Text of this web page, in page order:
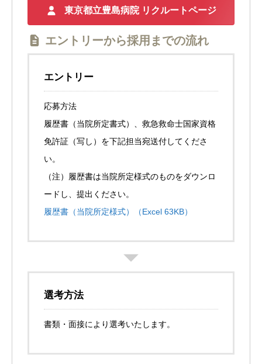
東京都立豊島病院 リクルートページ
エントリーから採用までの流れ
エントリー
応募方法
履歴書（当院所定書式）、救急救命士国家資格
免許証（写し）を下記担当宛送付してくださ
い。
（注）履歴書は当院所定様式のものをダウンロ
ードし、提出ください。
履歴書（当院所定様式）（Excel 63KB）
選考方法
書類・面接により選考いたします。